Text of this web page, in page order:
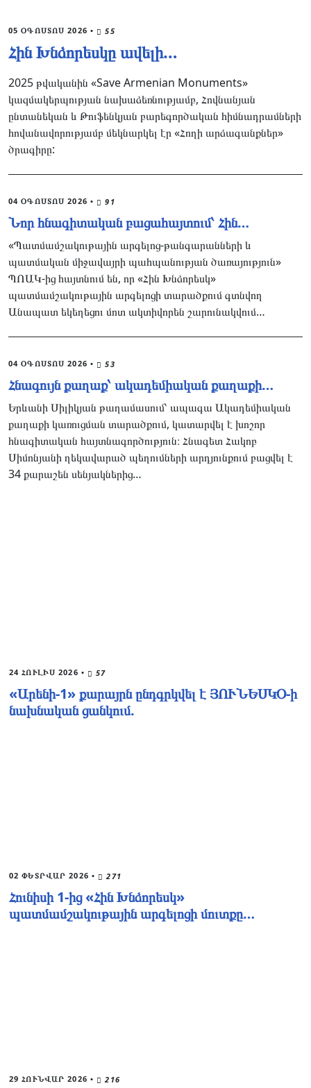
05 ՕԳՈՍՏՈՍ 2026 • 55
Հին Խնձորեսկը ավելի…
2025 թվականին «Save Armenian Monuments»
կազմակերպության նախաձեռնությամբ, Հովնանյան
ընտանեկան և Թուֆենկյան բարեգործական հիմնադրամների
հովանավորությամբ մեկնարկել էր «Հողի արձագանքներ»
ծրագիրը:
04 ՕԳՈՍՏՈՍ 2026 • 91
Նոր հնագիտական բացահայտում՝ Հին…
«Պատմամշակութային արգելոց-թանգարանների և
պատմական միջավայրի պահպանության ծառայություն»
ՊՈԱԿ-ից հայտնում են, որ «Հին Խնձորեսկ»
պատմամշակութային արգելոցի տարածքում գտնվող
Անապատ եկեղեցու մոտ ակտիվորեն շարունակվում…
04 ՕԳՈՍՏՈՍ 2026 • 53
Հնագույն քաղաք՝ ակադեմիական քաղաքի…
Երևանի Սիլիկյան թաղամասում՝ ապագա Ակադեմիական
քաղաքի կառուցման տարածքում, կատարվել է խոշոր
հնագիտական հայտնագործություն։ Հնագետ Հակոբ
Սիմոնյանի ղեկավարած պեղումների արդյունքում բացվել է
34 քարաշեն սենյակներից…
24 ՀՈՒԼԻՍ 2026 • 57
«Արենի-1» քարայրն ընդգրկվել է ՅՈՒՆԵՍԿՕ-ի
նախնական ցանկում.
02 ՓԵՏՐՎԱՐ 2026 • 271
Հունիսի 1-ից «Հին Խնձորեսկ»
պատմամշակութային արգելոցի մուտքը…
29 ՀՈՒՆՎԱՐ 2026 • 216